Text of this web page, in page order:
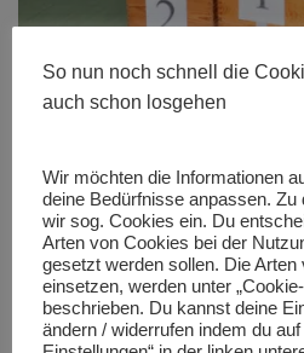
Größe:480 × 280 | 525 × 700 |
700 | 525 × 700 | 360 × 240 | 360 ×
50 × 50 | 525 × 700
So nun noch schnell die
auch schon losgehen
Wir möchten die Informationen
deine Bedürfnisse anpassen.
wir sog. Cookies ein. Du
Arten von Cookies bei der
gesetzt werden sollen. Die
einsetzen, werden unter
beschrieben. Du kannst deine
ändern / widerrufen indem du